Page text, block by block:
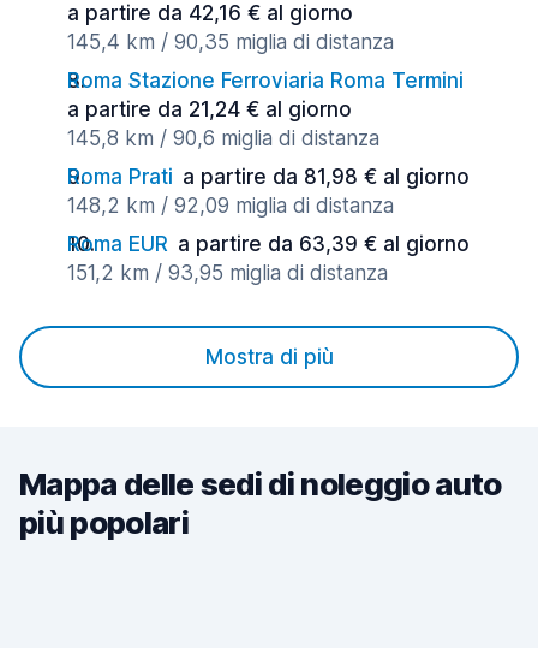
a partire da 42,16 € al giorno
145,4 km / 90,35 miglia di distanza
Roma Stazione Ferroviaria Roma Termini
a partire da 21,24 € al giorno
145,8 km / 90,6 miglia di distanza
Roma Prati a partire da 81,98 € al giorno
148,2 km / 92,09 miglia di distanza
Roma EUR a partire da 63,39 € al giorno
151,2 km / 93,95 miglia di distanza
Mostra di più
Mappa delle sedi di noleggio auto
più popolari